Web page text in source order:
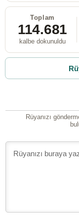
Toplam
114.681
kalbe dokunuldu
Rüyanızı